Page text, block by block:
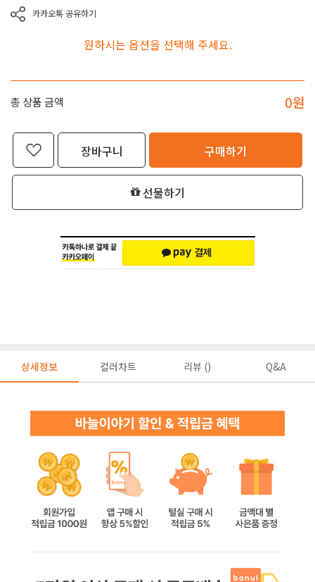
카카오톡 공유하기
원하시는 옵션을 선택해 주세요.
총 상품 금액 0원
장바구니 구매하기
선물하기
상세정보 컬러차트 리뷰 () Q&A